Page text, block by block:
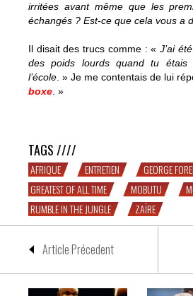
irritées avant même que les
échangés ? Est-ce que cela vous a
Il disait des trucs comme : «J’ai
des poids lourds quand tu
l’école . » Je me contentais de lui
boxe . »
TAGS ////
AFRIQUE ENTRETIEN
GEORGE
GREATEST OF ALL TIME
MOBUTU
RUMBLE IN THE JUNGLE
ZAÏRE
Article Précedent